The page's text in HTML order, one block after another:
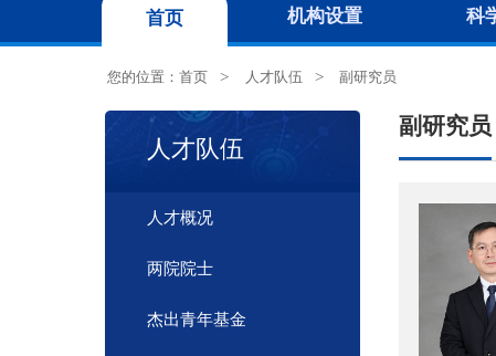
首页 机构设置 科
您的位置：首页 人才队伍 副研究员
人才队伍
人才概况
两院院士
杰出青年基金
副研究员